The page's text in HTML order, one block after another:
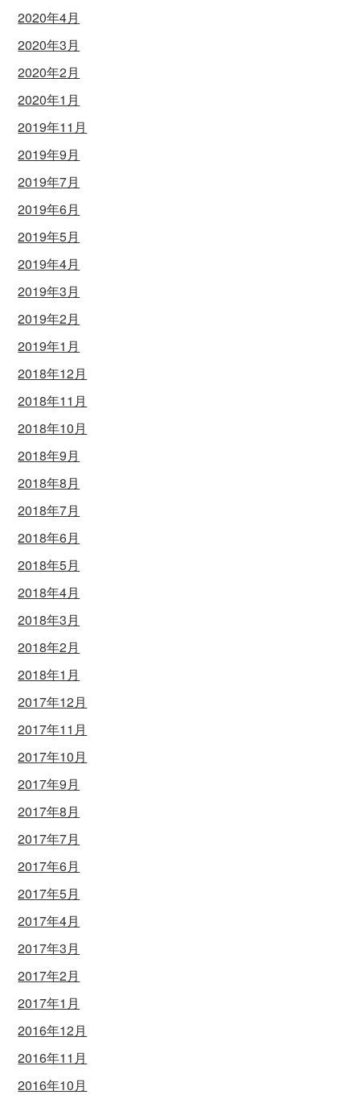
2020年4月
2020年3月
2020年2月
2020年1月
2019年11月
2019年9月
2019年7月
2019年6月
2019年5月
2019年4月
2019年3月
2019年2月
2019年1月
2018年12月
2018年11月
2018年10月
2018年9月
2018年8月
2018年7月
2018年6月
2018年5月
2018年4月
2018年3月
2018年2月
2018年1月
2017年12月
2017年11月
2017年10月
2017年9月
2017年8月
2017年7月
2017年6月
2017年5月
2017年4月
2017年3月
2017年2月
2017年1月
2016年12月
2016年11月
2016年10月